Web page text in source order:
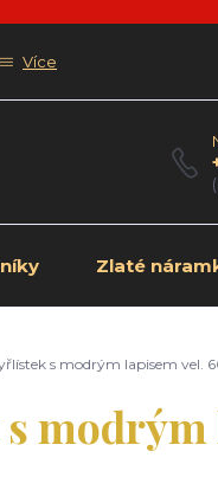
Více
Zlaté
s modrým lapisem vel.
modrým